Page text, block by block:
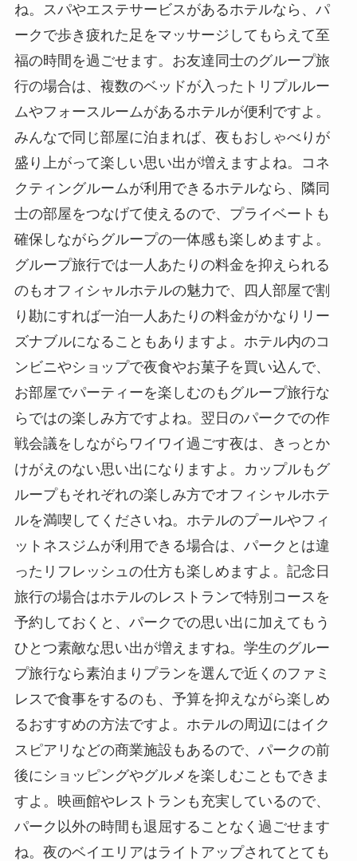
ね。スパやエステサービスがあるホテルなら、パ
ークで歩き疲れた足をマッサージしてもらえて至
福の時間を過ごせます。お友達同士のグループ旅
行の場合は、複数のベッドが入ったトリプルルー
ムやフォースルームがあるホテルが便利ですよ。
みんなで同じ部屋に泊まれば、夜もおしゃべりが
盛り上がって楽しい思い出が増えますよね。コネ
クティングルームが利用できるホテルなら、隣同
士の部屋をつなげて使えるので、プライベートも
確保しながらグループの一体感も楽しめますよ。
グループ旅行では一人あたりの料金を抑えられる
のもオフィシャルホテルの魅力で、四人部屋で割
り勘にすれば一泊一人あたりの料金がかなりリー
ズナブルになることもありますよ。ホテル内のコ
ンビニやショップで夜食やお菓子を買い込んで、
お部屋でパーティーを楽しむのもグループ旅行な
らではの楽しみ方ですよね。翌日のパークでの作
戦会議をしながらワイワイ過ごす夜は、きっとか
けがえのない思い出になりますよ。カップルもグ
ループもそれぞれの楽しみ方でオフィシャルホテ
ルを満喫してくださいね。ホテルのプールやフィ
ットネスジムが利用できる場合は、パークとは違
ったリフレッシュの仕方も楽しめますよ。記念日
旅行の場合はホテルのレストランで特別コースを
予約しておくと、パークでの思い出に加えてもう
ひとつ素敵な思い出が増えますね。学生のグルー
プ旅行なら素泊まりプランを選んで近くのファミ
レスで食事をするのも、予算を抑えながら楽しめ
るおすすめの方法ですよ。ホテルの周辺にはイク
スピアリなどの商業施設もあるので、パークの前
後にショッピングやグルメを楽しむこともできま
すよ。映画館やレストランも充実しているので、
パーク以外の時間も退屈することなく過ごせます
ね。夜のベイエリアはライトアップされてとても